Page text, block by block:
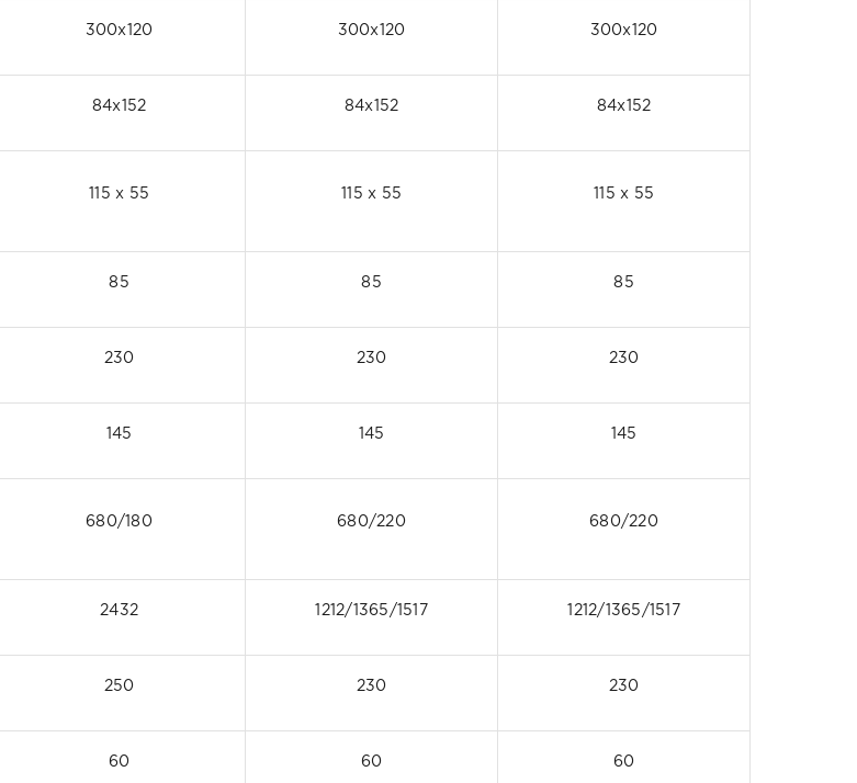
300x120 300x120 300x120
84x152 84x152 84x152
115 x 55 115 x 55 115 x 55
85 85 85
230 230 230
145 145 145
680/180 680/220 680/220
2432 1212/1365/1517 1212/1365/1517
250 230 230
60 60 60